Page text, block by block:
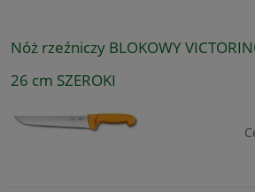
Nóż rzeźniczy BLOKOWY
26 cm SZEROKI